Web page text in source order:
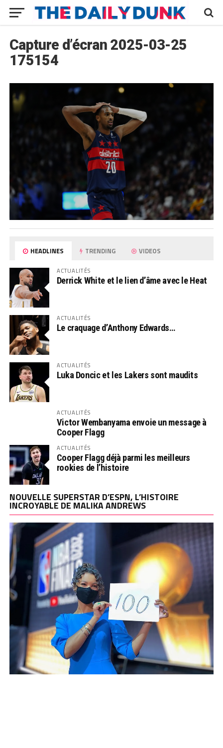
Capture d’écran 2025-03-25
175154
HEADLINES TRENDING VIDEOS
ACTUALITÉS
Derrick White et le lien d’âme avec le Heat
ACTUALITÉS
Le craquage d’Anthony Edwards…
ACTUALITÉS
Luka Doncic et les Lakers sont maudits
ACTUALITÉS
Victor Wembanyama envoie un message à
Cooper Flagg
ACTUALITÉS
Cooper Flagg déjà parmi les meilleurs
rookies de l’histoire
NOUVELLE SUPERSTAR D’ESPN, L’HISTOIRE
INCROYABLE DE MALIKA ANDREWS